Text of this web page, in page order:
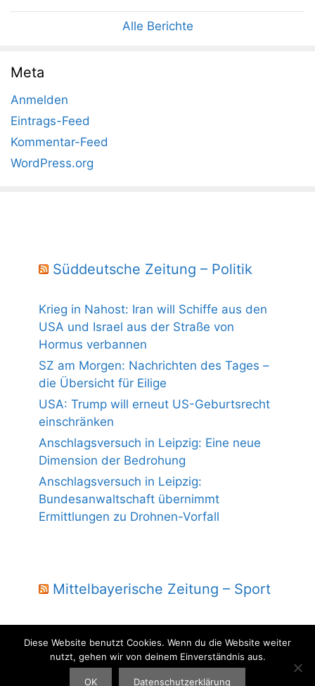
Alle Berichte
Meta
Anmelden
Eintrags-Feed
Kommentar-Feed
WordPress.org
Süddeutsche Zeitung – Politik
Krieg in Nahost: Iran will Schiffe aus den
USA und Israel aus der Straße von
Hormus verbannen
SZ am Morgen: Nachrichten des Tages –
die Übersicht für Eilige
USA: Trump will erneut US-Geburtsrecht
einschränken
Anschlagsversuch in Leipzig: Eine neue
Dimension der Bedrohung
Anschlagsversuch in Leipzig:
Bundesanwaltschaft übernimmt
Ermittlungen zu Drohnen-Vorfall
Mittelbayerische Zeitung – Sport
© 2004 - 2026 Laber Jura - powered by wmm-gbr.de
Diese Website benutzt Cookies. Wenn du die Website weiter
nutzt, gehen wir von deinem Einverständnis aus.
OK Datenschutzerklärung